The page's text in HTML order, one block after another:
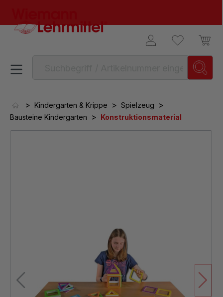
> Kindergarten & Krippe > Spielzeug >
Bausteine Kindergarten > Konstruktionsmaterial